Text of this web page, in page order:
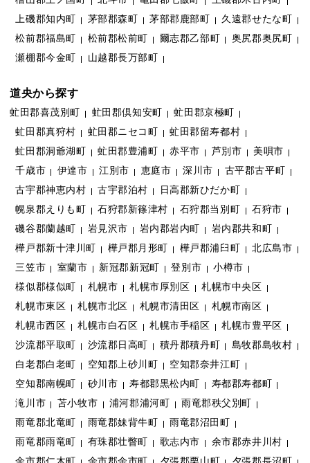
上磯郡知内町
茅部郡森町 茅部郡鹿部町
久遠郡せたな町
松前郡福島町
松前郡松前町 爾志郡乙部町
奥尻郡奥尻町
瀬棚郡今金町
山越郡長万部町
道央から探す
虻田郡喜茂別町 虻田郡倶知安町
虻田郡京極町
虻田郡真狩村
虻田郡ニセコ町
虻田郡留寿都村
虻田郡洞爺湖町
虻田郡豊浦町 赤平市 芦別市
美唄市
千歳市
伊達市 江別市 恵庭市 深川市
古平郡古平町
古宇郡神恵内村
古宇郡泊村
日高郡新ひだか町
幌泉郡えりも町
石狩郡新篠津村 石狩郡当別町
石狩市
磯谷郡蘭越町
岩見沢市 岩内郡岩内町
岩内郡共和町
樺戸郡新十津川町
樺戸郡月形町 樺戸郡浦臼町
北広島市
三笠市
室蘭市 新冠郡新冠町 登別市
小樽市
様似郡様似町
札幌市 札幌市厚別区
札幌市中央区
札幌市東区
札幌市北区 札幌市清田区
札幌市南区
札幌市西区
札幌市白石区 札幌市手稲区
札幌市豊平区
沙流郡平取町
沙流郡日高町 積丹郡積丹町
島牧郡島牧村
白老郡白老町
空知郡上砂川町
空知郡奈井江町
空知郡南幌町
砂川市 寿都郡黒松内町
寿都郡寿都町
滝川市
苫小牧市 浦河郡浦河町
雨竜郡秩父別町
雨竜郡北竜町
雨竜郡妹背牛町
雨竜郡沼田町
雨竜郡雨竜町
有珠郡壮瞥町 歌志内市
余市郡赤井川村